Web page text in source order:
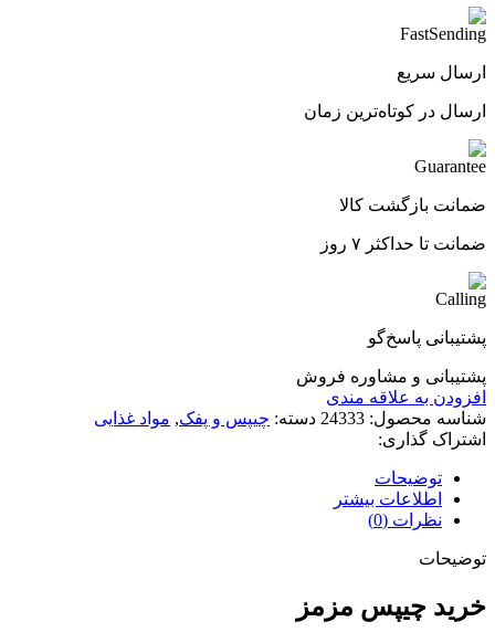
ارسال سریع
ارسال در کوتاه‌ترین زمان
ضمانت بازگشت کالا
ضمانت تا حداکثر ۷ روز
پشتیبانی پاسخ‌گو
پشتیبانی و مشاوره فروش
افزودن به علاقه مندی
شناسه محصول: 24333 دسته: چیپس و پفک, مواد غذایی
اشتراک گذاری:
توضیحات
اطلاعات بیشتر
نظرات (0)
توضیحات
خرید چیپس مزمز